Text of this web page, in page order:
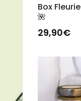
Box Fleurie
🌺
29,90€